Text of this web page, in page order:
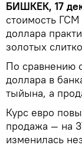
БИШКЕК, 17
стоимость
доллара
золотых
По сравнению
доллара в
тыйына, а
Курс евро
продажа — на
изменилась